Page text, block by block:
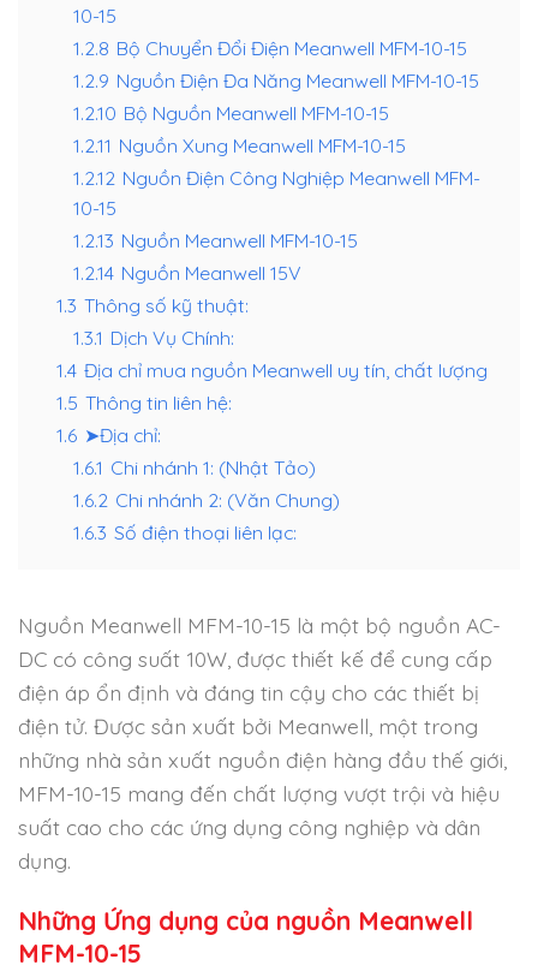
10-15
1.2.8 Bộ Chuyển Đổi Điện Meanwell MFM-10-15
1.2.9 Nguồn Điện Đa Năng Meanwell MFM-10-15
1.2.10 Bộ Nguồn Meanwell MFM-10-15
1.2.11 Nguồn Xung Meanwell MFM-10-15
1.2.12 Nguồn Điện Công Nghiệp Meanwell MFM-
10-15
1.2.13 Nguồn Meanwell MFM-10-15
1.2.14 Nguồn Meanwell 15V
1.3 Thông số kỹ thuật:
1.3.1 Dịch Vụ Chính:
1.4 Địa chỉ mua nguồn Meanwell uy tín, chất lượng
1.5 Thông tin liên hệ:
1.6 ➤Địa chỉ:
1.6.1 Chi nhánh 1: (Nhật Tảo)
1.6.2 Chi nhánh 2: (Văn Chung)
1.6.3 Số điện thoại liên lạc:
Nguồn Meanwell MFM-10-15 là một bộ nguồn AC-
DC có công suất 10W, được thiết kế để cung cấp
điện áp ổn định và đáng tin cậy cho các thiết bị
điện tử. Được sản xuất bởi Meanwell, một trong
những nhà sản xuất nguồn điện hàng đầu thế giới,
MFM-10-15 mang đến chất lượng vượt trội và hiệu
suất cao cho các ứng dụng công nghiệp và dân
dụng.
Những Ứng dụng của nguồn Meanwell
MFM-10-15